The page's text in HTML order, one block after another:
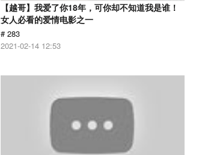
【越哥】我爱了你18年，可你却不知道我是谁！
女人必看的爱情电影之一
# 283
2021-02-14 12:53